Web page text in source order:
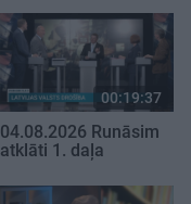
00:22:50
00:19:37
04.08.2026 Runāsim
atklāti 1. daļa